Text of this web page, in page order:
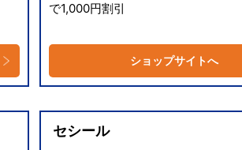
セシール
で1,000円割引
ショップサイトへ